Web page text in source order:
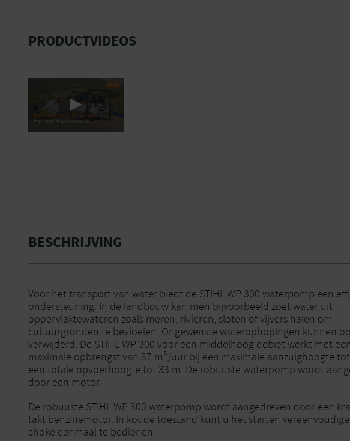
PRODUCTVIDEOS
BESCHRIJVING
Voor het transport van water biedt de STIHL WP 300 waterpomp een
ondersteuning. In de landbouw kan men bijvoorbeeld zoet water uit
oppervlaktewateren zoals meren, rivieren, sloten of vijvers halen om
cultuurgronden te bevloeien. Ongewenste waterophopingen kunnen
verwijderd. De STIHL WP 300 voor een middelhoog debiet werkt met een
maximale opbrengst van 37 m³/uur bij een maximale aanzuighoogte
een totale opvoerhoogte tot 33 m. De robuuste waterpomp wordt
door een motor.
De robuuste STIHL WP 300 waterpomp wordt aangedreven door een
takt benzinemotor. In koude toestand kunt u het starten
choke eenmaal te bedienen.